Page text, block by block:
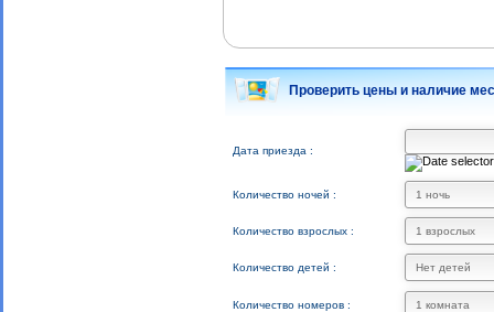
Проверить цены и наличие
Дата приезда :
Количество ночей :
Количество взрослых :
Количество детей :
Количество номеров :